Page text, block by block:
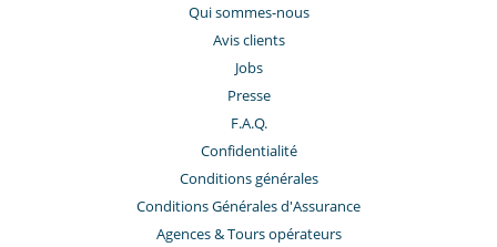
Qui sommes-nous
Avis clients
Jobs
Presse
F.A.Q.
Confidentialité
Conditions générales
Conditions Générales d'Assurance
​Agences & Tours opérateurs